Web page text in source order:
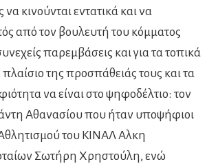
κινούνται εντατικά και να
από τον βουλευτή του κόμματος
παρεμβάσεις και για τα τοπικά
της προσπάθειάς τους και τα
να είναι στο ψηφοδέλτιο: τον
Αθανασίου που ήταν υποψήφιοι
του ΚΙΝΑΛ Αλκη
Σωτήρη Χρηστούλη, ενώ